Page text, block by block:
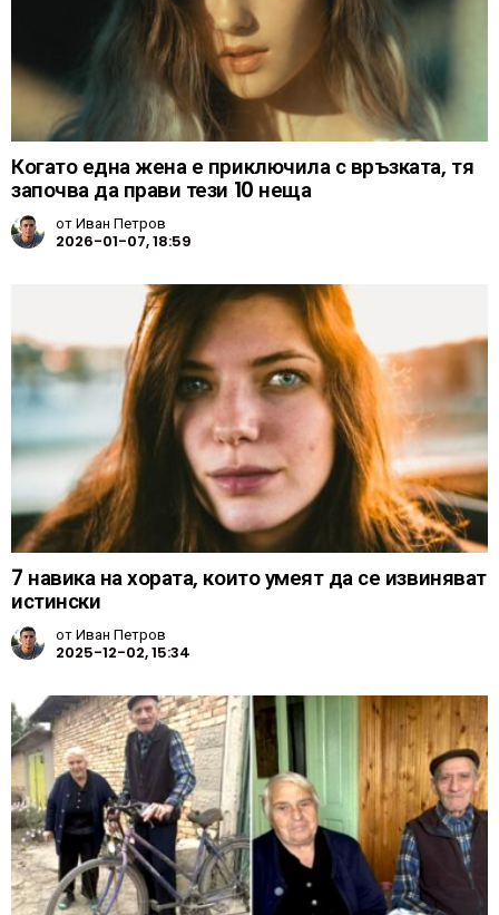
Когато една жена е приключила с връзката, тя
започва да прави тези 10 неща
отИван Петров
2026-01-07, 18:59
7 навика на хората, които умеят да се извиняват
истински
отИван Петров
2025-12-02, 15:34